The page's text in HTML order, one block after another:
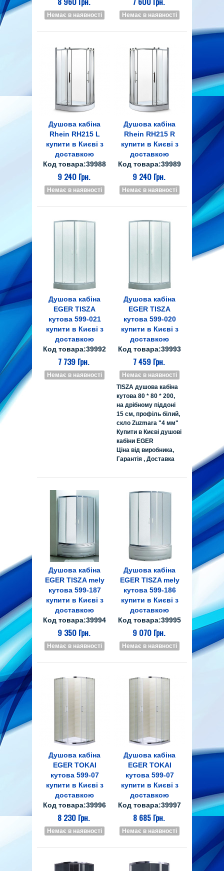
Немає в наявності Немає в наявності
Душова кабіна
Rhein RH215 L
купити в Києві з
доставкою
Код товара:39988
9 240 Грн.
Немає в наявності
Душова кабіна
Rhein RH215 R
купити в Києві з
доставкою
Код товара:39989
9 240 Грн.
Немає в наявності
Душова кабіна
EGER TISZA
кутова 599-021
купити в Києві з
доставкою
Код товара:39992
7 739 Грн.
Немає в наявності
Душова кабіна
EGER TISZA
кутова 599-020
купити в Києві з
доставкою
Код товара:39993
7 459 Грн.
Немає в наявності
TISZA душова кабіна
кутова 80 * 80 * 200,
на дрібному піддоні
15 см, профіль білий,
скло Zuzmara "4 мм"
Купити в Києві душові
кабіни EGER
Ціна від виробника,
Гарантія , Доставка
Душова кабіна
EGER TISZA mely
кутова 599-187
купити в Києві з
доставкою
Код товара:39994
9 350 Грн.
Немає в наявності
Душова кабіна
EGER TISZA mely
кутова 599-186
купити в Києві з
доставкою
Код товара:39995
9 070 Грн.
Немає в наявності
Душова кабіна
EGER TOKAI
кутова 599-07
купити в Києві з
доставкою
Код товара:39996
8 230 Грн.
Немає в наявності
Душова кабіна
EGER TOKAI
кутова 599-07
купити в Києві з
доставкою
Код товара:39997
8 685 Грн.
Немає в наявності